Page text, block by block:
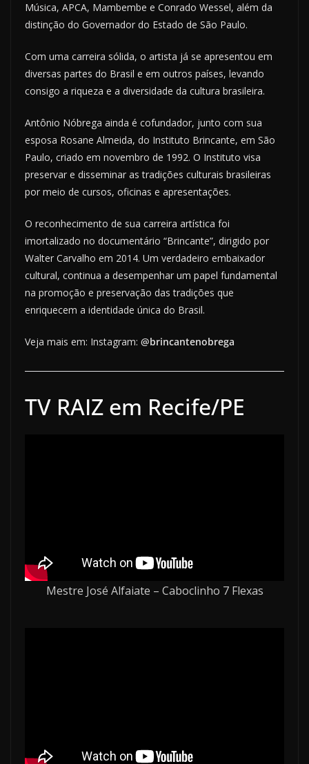
Música, APCA, Mambembe e Conrado Wessel, além da
distinção do Governador do Estado de São Paulo.
Com uma carreira sólida, o artista já se apresentou em
diversas partes do Brasil e em outros países, levando
consigo a riqueza e a diversidade da cultura brasileira.
Antônio Nóbrega ainda é cofundador, junto com sua
esposa Rosane Almeida, do Instituto Brincante, em São
Paulo, criado em novembro de 1992. O Instituto visa
preservar e disseminar as tradições culturais brasileiras
por meio de cursos, oficinas e apresentações.
O reconhecimento de sua carreira artística foi
imortalizado no documentário “Brincante”, dirigido por
Walter Carvalho em 2014. Um verdadeiro embaixador
cultural, continua a desempenhar um papel fundamental
na promoção e preservação das tradições que
enriquecem a identidade única do Brasil.
Veja mais em: Instagram: @brincantenobrega
TV RAIZ em Recife/PE
Mestre José Alfaiate – Caboclinho 7 Flexas